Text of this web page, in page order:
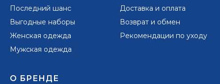
Последний шанс
Выгодные наборы
Женская одежда
Мужская одежда
Доставка и оплата
Возврат и обмен
Рекомендации по уходу
О БРЕНДЕ